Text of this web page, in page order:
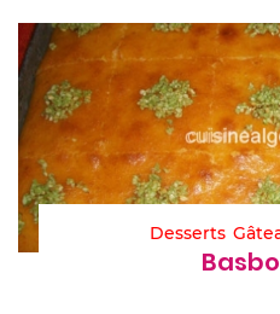
Desserts